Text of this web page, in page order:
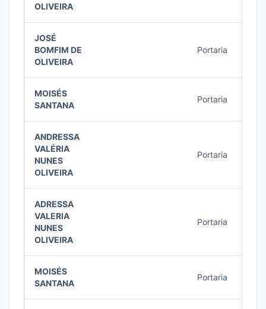
OLIVEIRA
JOSÉ
BOMFIM DE
OLIVEIRA
Portaria
MOISÉS
SANTANA
Portaria
ANDRESSA
VALÉRIA
NUNES
OLIVEIRA
Portaria
ADRESSA
VALERIA
NUNES
OLIVEIRA
Portaria
MOISÉS
SANTANA
Portaria